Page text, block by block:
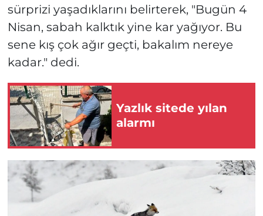
sürprizi yaşadıklarını belirterek, "Bugün 4
Nisan, sabah kalktık yine kar yağıyor. Bu
sene kış çok ağır geçti, bakalım nereye
kadar." dedi.
Yazlık sitede yılan
alarmı